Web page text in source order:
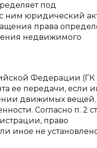
под
ним юридический
права
недвижимого
Федерации
ее передачи, если
движимых вещей.
Согласно п. 2
право
иное не